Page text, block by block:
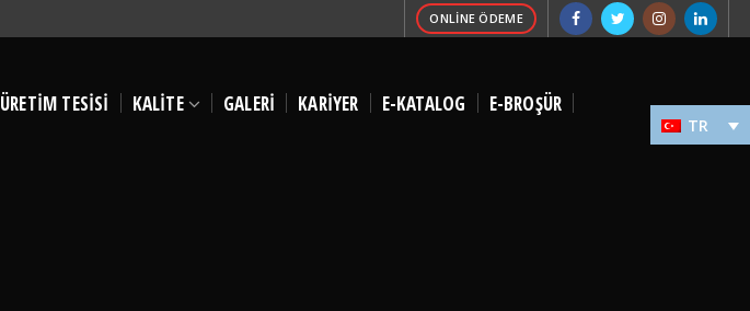
ONLINE ÖDEME
ÜRETİM TESİSİ KALİTE GALERİ KARİYER E-KATALOG
E-BROŞÜR
TR